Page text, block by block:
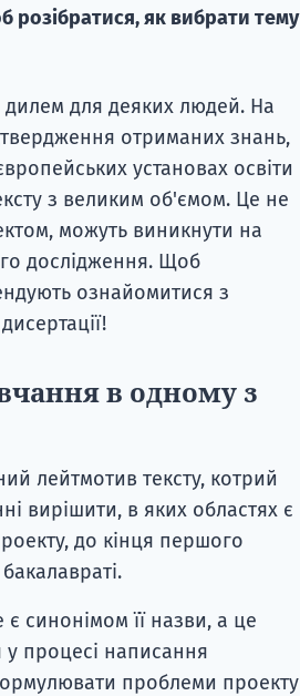
як вибрати тему
для деяких людей. На
отриманих знань,
установах освіти
з великим об'ємом. Це не
можуть виникнути на
дослідження. Щоб
ознайомитися з
в одному з
лейтмотив тексту, котрий
вирішити, в яких областях є
до кінця першого
є синонімом її назви, а це
процесі написання
проблеми проекту